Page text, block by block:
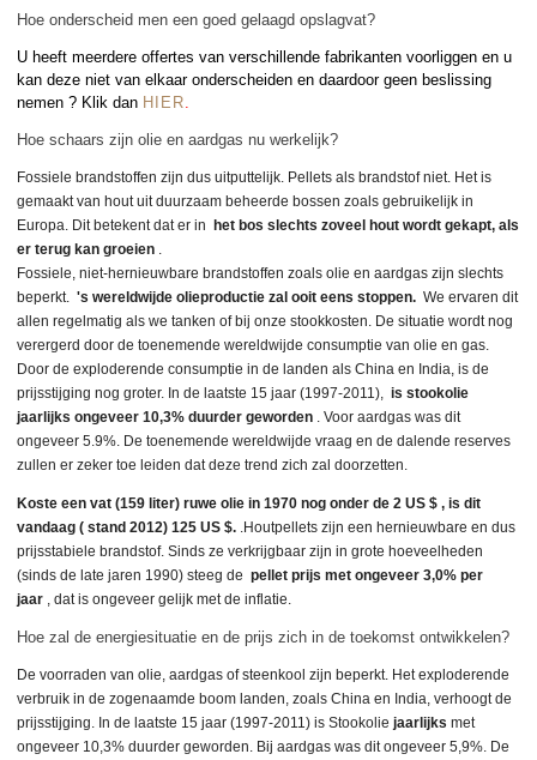
Hoe onderscheid men een goed gelaagd opslagvat?
U heeft meerdere offertes vanverschillende fabrikanten voorliggen en u
kan deze niet van elkaar onderscheiden en daardoor geen beslissing
nemen ? Klik dan HIER
Hoe schaars zijn olie en aardgas nu werkelijk?
Fossiele brandstoffen zijn dus uitputtelijk. Pellets als brandstof niet. Het is
gemaakt van hout uit duurzaam beheerde bossen zoals gebruikelijk in
Europa. Dit betekent dat er inhet bos slechts zoveel hout wordt gekapt, als
er terug kan groeien
Fossiele, niet-hernieuwbare brandstoffen zoals olie en aardgas zijn slechts
beperkt.'s wereldwijde olieproductie zal ooit eens stoppen. We ervaren dit
allen regelmatig als we tanken of bij onze stookkosten. De situatie wordt nog
verergerd door de toenemende wereldwijde consumptie van olie en gas.
Door de exploderende consumptie in de landen als China en India, is de
prijsstijging nog groter. In de laatste 15 jaar (1997-2011),is stookolie
jaarlijks ongeveer 10,3% duurder geworden . Voor aardgas was dit
ongeveer 5.9%. De toenemende wereldwijde vraag en de dalende reserves
zullen er zeker toe leiden dat deze trend zich zal doorzetten.
Koste een vat (159 liter) ruwe olie in 1970 nog onder de 2 US $ , is dit
vandaag ( stand 2012) 125 US $. .Houtpellets zijn een hernieuwbare en dus
prijsstabiele brandstof. Sinds ze verkrijgbaar zijn in grote hoeveelheden
(sinds de late jaren 1990) steeg depellet prijs met ongeveer 3,0% per
jaar , dat is ongeveer gelijk met de inflatie.
Hoe zal de energiesituatie en de prijs zich in de toekomst ontwikkelen?
De voorraden van olie, aardgas of steenkool zijn beperkt. Het exploderende
verbruik in de zogenaamde boom landen, zoals China en India, verhoogt de
prijsstijging. In de laatste 15 jaar (1997-2011) is Stookoliejaarlijks met
ongeveer 10,3% duurder geworden. Bij aardgas was dit ongeveer 5,9%. De